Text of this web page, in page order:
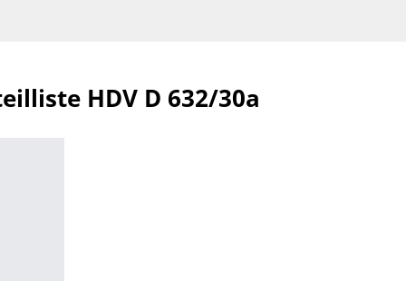
HDV D 632/30a